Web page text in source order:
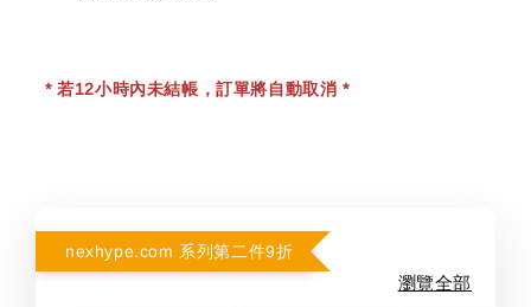
* 若12小時內未結帳，訂單將自動取消 *
nexhype.com 系列第二件9折
瀏覽全部